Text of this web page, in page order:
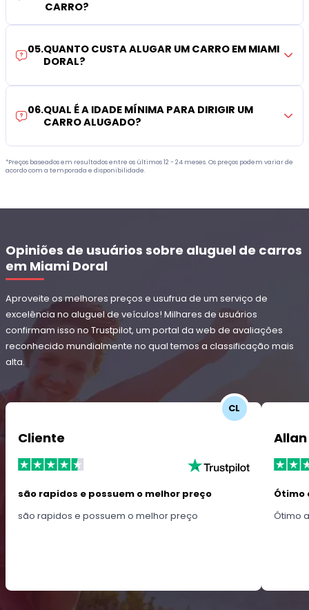
CARRO?
05.QUANTO CUSTA ALUGAR UM CARRO EM MIAMI
DORAL?
06.QUAL É A IDADE MÍNIMA PARA DIRIGIR UM
CARRO ALUGADO?
*Preços baseados em resultados entre os últimos 12 - 24 meses. Os preços podem variar de
acordo com a temporada e disponibilidade.
Opiniões de usuários sobre aluguel de carros
em Miami Doral
Aproveite os melhores preços e usufrua de um serviço de
excelência no aluguel de veículos! Milhares de usuários
confirmam isso no Trustpilot, um portal da web de avaliações
reconhecido mundialmente no qual temos a classificação mais
alta.
CL
Cliente
são rapidos e possuem o melhor preço
são rapidos e possuem o melhor preço
Allan
Ótimo
Ótimo